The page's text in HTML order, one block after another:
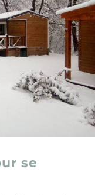
se